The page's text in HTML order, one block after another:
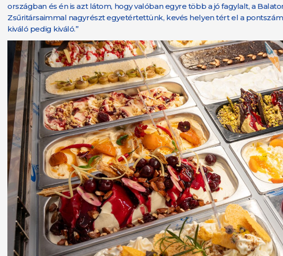
országban és én is azt látom, hogy valóban egyre több a jó fagylalt, a
Zsűritársaimmal nagyrészt egyetértettünk, kevés helyen tért el a
kiváló pedig kiváló.”